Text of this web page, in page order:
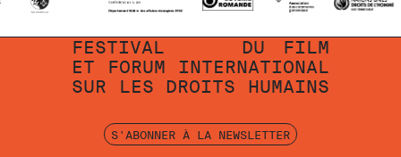
FESTIVAL DU
FILM
ET
FORUM
INTERNATIONAL
SUR
LES DROITS HUMAINS
S'ABONNER À LA NEWSLETTER